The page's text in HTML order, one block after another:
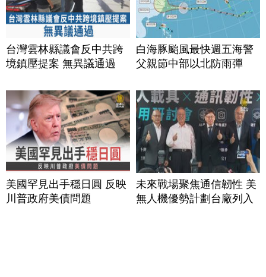
台灣雲林縣議會反中共跨
境鎮壓提案 無異議通過
白海豚颱風最快週五海警
父親節中部以北防雨彈
美國罕見出手穩日圓 反映
川普政府美債問題
未來戰場聚焦通信韌性 美
無人機優勢計劃台廠列入